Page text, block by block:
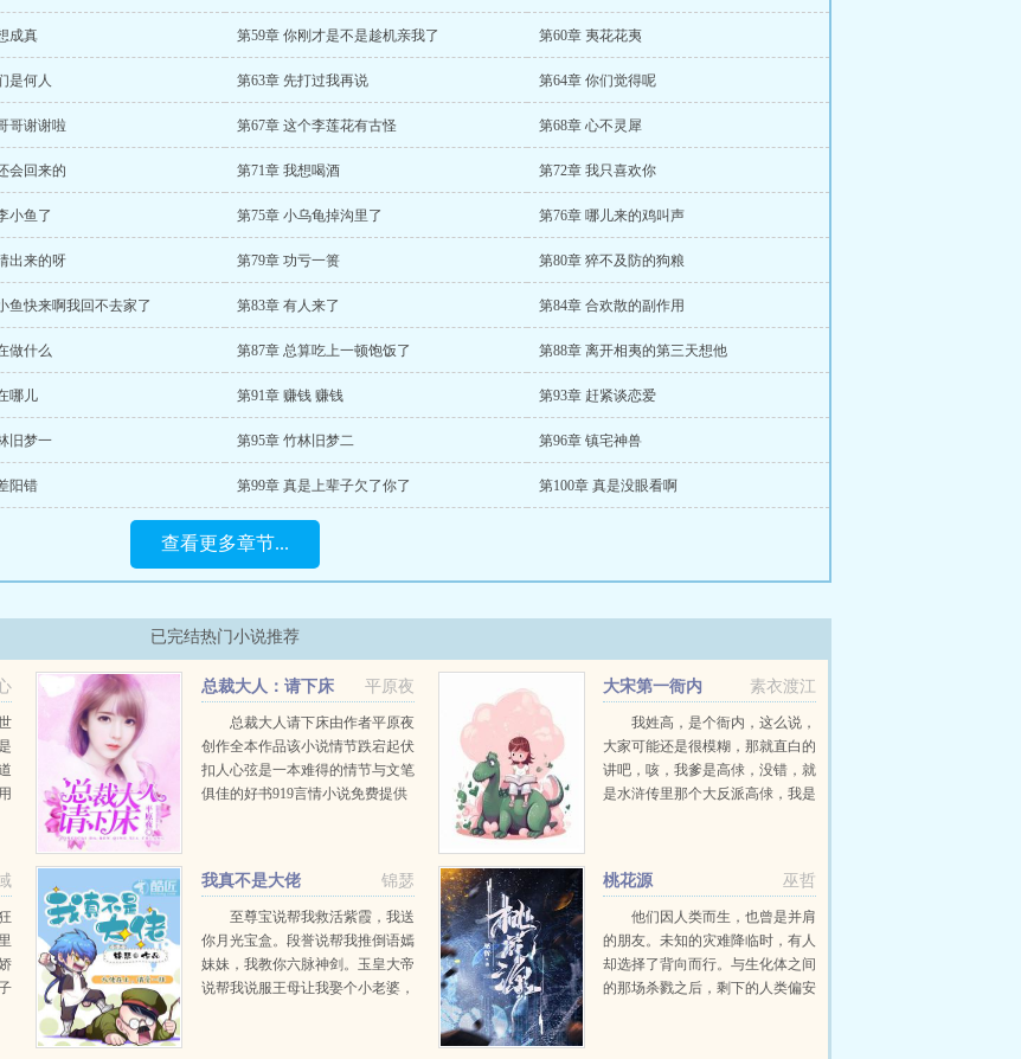
成真 第59章 你刚才是不是趁机亲我了 第60章 夷花花夷
是何人 第63章 先打过我再说 第64章 你们觉得呢
哥谢谢啦 第67章 这个李莲花有古怪 第68章 心不灵犀
会回来的 第71章 我想喝酒 第72章 我只喜欢你
小鱼了 第75章 小乌龟掉沟里了 第76章 哪儿来的鸡叫声
出来的呀 第79章 功亏一篑 第80章 猝不及防的狗粮
鱼快来啊我回不去家了 第83章 有人来了 第84章 合欢散的副作用
做什么 第87章 总算吃上一顿饱饭了 第88章 离开相夷的第三天想他
哪儿 第91章 赚钱 赚钱 第93章 赶紧谈恋爱
旧梦一 第95章 竹林旧梦二 第96章 镇宅神兽
阳错 第99章 真是上辈子欠了你了 第100章 真是没眼看啊
查看更多章节...
已完结热门小说推荐
平原夜
总裁大人：请下床
总裁大人请下床由作者平原夜
创作全本作品该小说情节跌宕起伏
扣人心弦是一本难得的情节与文笔
俱佳的好书919言情小说免费提供
素衣渡江
大宋第一衙内
我姓高，是个衙内，这么说，
大家可能还是很模糊，那就直白的
讲吧，咳，我爹是高俅，没错，就
是水浒传里那个大反派高俅，我是
立。可他没有办法，既...
锦瑟
我真不是大佬
至尊宝说帮我救活紫霞，我送
你月光宝盒。段誉说帮我推倒语嫣
妹妹，我教你六脉神剑。玉皇大帝
说帮我说服王母让我娶个小老婆，
巫哲
桃花源
他们因人类而生，也曾是并肩
的朋友。未知的灾难降临时，有人
却选择了背向而行。与生化体之间
的那场杀戮之后，剩下的人类偏安